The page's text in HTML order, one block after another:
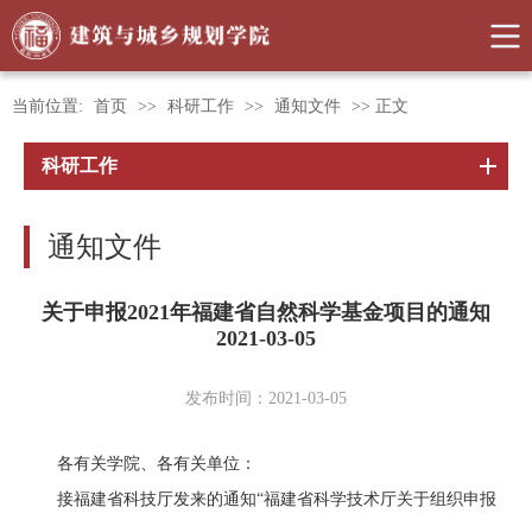
当前位置: 首页 >> 科研工作 >> 通知文件 >> 正文
科研工作
通知文件
关于申报2021年福建省自然科学基金项目的通知
2021-03-05
发布时间：2021-03-05
各有关学院、各有关单位：
接福建省科技厅发来的通知“福建省科学技术厅关于组织申报